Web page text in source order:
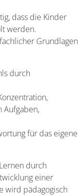
dass die Kinder
werden.
Grundlagen
durch
Aufgaben,
für das eigene
durch
einer
wird pädagogisch